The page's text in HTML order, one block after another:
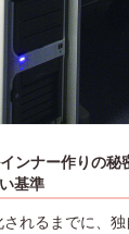
ンナー作りの
基準
れるまでに、